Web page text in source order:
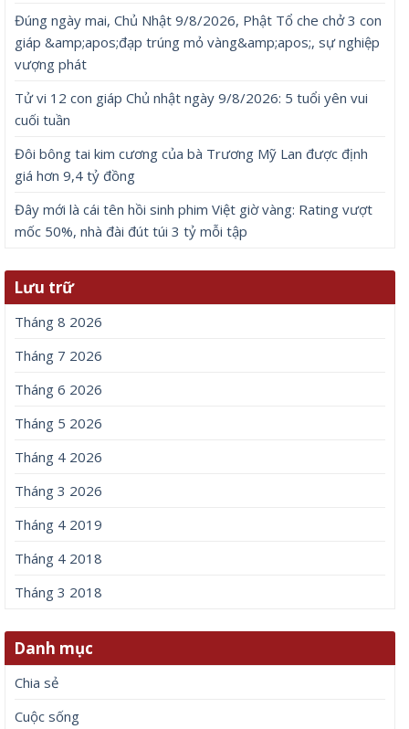
Đúng ngày mai, Chủ Nhật 9/8/2026, Phật Tổ che chở 3 con
giáp &amp;apos;đạp trúng mỏ vàng&amp;apos;, sự nghiệp
vượng phát
Tử vi 12 con giáp Chủ nhật ngày 9/8/2026: 5 tuổi yên vui
cuối tuần
Đôi bông tai kim cương của bà Trương Mỹ Lan được định
giá hơn 9,4 tỷ đồng
Đây mới là cái tên hồi sinh phim Việt giờ vàng: Rating vượt
mốc 50%, nhà đài đút túi 3 tỷ mỗi tập
Lưu trữ
Tháng 8 2026
Tháng 7 2026
Tháng 6 2026
Tháng 5 2026
Tháng 4 2026
Tháng 3 2026
Tháng 4 2019
Tháng 4 2018
Tháng 3 2018
Danh mục
Chia sẻ
Cuộc sống